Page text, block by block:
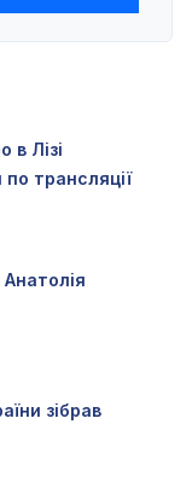
Лізі
трансляції
зібрав